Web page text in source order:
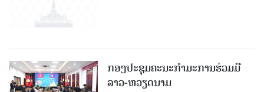
ກອງປະຊຸມຄະນະກຳມະການຮ່ວມມື
ລາວ-ຫວຽດນາມ